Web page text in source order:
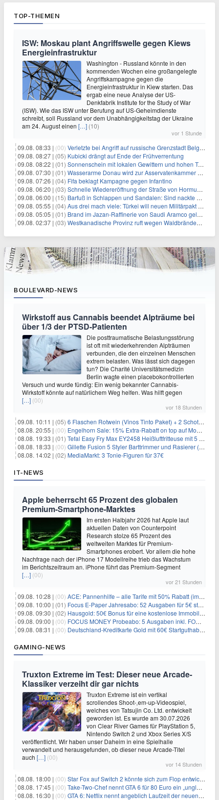
TOP-THEMEN
ISW: Moskau plant Angriffswelle gegen Kiews
Energieinfrastruktur
Washington - Russland könnte in den
kommenden Wochen eine großangelegte
Angriffskampagne gegen die
Energieinfrastruktur in Kiew starten. Das
ergab eine neue Analyse der US-
Denkfabrik Institute for the Study of War
(ISW). Wie das ISW unter Berufung auf US-Geheimdienste
schreibt, soll Russland vor dem Unabhängigkeitstag der Ukraine
am 24. August einen […] (10)
vor 1 Stunde
09.08. 08:33 | (00) Verletzte bei Angriff auf russische Grenzstadt Belgorod
09.08. 08:27 | (05) Kubicki drängt auf Ende der Frühverrentung
09.08. 08:22 | (01) Sonnenschein mit lokalen Gewittern und hohen Temperaturen
09.08. 07:30 | (01) Wasserarme Donau wird zur Asservatenkammer der Geschichte
09.08. 07:26 | (04) Fifa beklagt Kampagne gegen Infantino
09.08. 06:20 | (03) Schnelle Wiedereröffnung der Straße von Hormus ungewiss
09.08. 06:00 | (15) Barfuß in Schlappen und Sandalen: Sind nackte Füße eklig?
09.08. 05:55 | (04) Aus drei mach viele: Türkei will neuen Militärpakt erweitern
09.08. 05:05 | (01) Brand im Jazan-Raffinerie von Saudi Aramco gelöscht: Auswirkungen auf die Energiemärkte
09.08. 02:37 | (03) Westkanadische Provinz ruft wegen Waldbränden Notstand aus
BOULEVARD-NEWS
Wirkstoff aus Cannabis beendet Alpträume bei
über 1/3 der PTSD-Patienten
Die posttraumatische Belastungsstörung
ist oft mit wiederkehrenden Alpträumen
verbunden, die den einzelnen Menschen
extrem belasten. Was lässt sich dagegen
tun? Die Charité Universitätsmedizin
Berlin wagte einen placebokontrollierten
Versuch und wurde fündig: Ein wenig bekannter Cannabis-
Wirkstoff könnte auf natürlichem Weg helfen. Was hilft gegen
[…] (00)
vor 18 Stunden
09.08. 10:11 | (05) 6 Flaschen Rotwein (Vinos Tinto Paket) + 2 Schott Zwiesel Gläser für 25,99€ inkl. Versand
08.08. 20:55 | (00) Engelhorn Sale: 15% Extra-Rabatt on top auf Mode- und Sport-Artikel
08.08. 19:33 | (01) Tefal Easy Fry Max EY2458 Heißluftfritteuse mit 5 Litern für 64,99€
08.08. 18:33 | (00) Gillette Fusion 5 Styler Barttrimmer und Rasierer (All in One) für 16€
08.08. 14:02 | (02) MediaMarkt: 3 Tonie-Figuren für 37€
IT-NEWS
Apple beherrscht 65 Prozent des globalen
Premium-Smartphone-Marktes
Im ersten Halbjahr 2026 hat Apple laut
aktuellen Daten von Counterpoint
Research stolze 65 Prozent des
weltweiten Marktes für Premium-
Smartphones erobert. Vor allem die hohe
Nachfrage nach der iPhone 17 Modellreihe trieb das Wachstum
im Berichtszeitraum an. iPhone führt das Premium-Segment
[…] (00)
vor 21 Stunden
09.08. 10:28 | (00) ACE: Pannenhilfe – alle Tarife mit 50% Rabatt (im ersten Jahr)
09.08. 10:00 | (01) Focus E-Paper Jahresabo: 52 Ausgaben für 5€ statt 207,48€ – per Formular kündbar!
09.08. 09:30 | (02) Hausgold: 50€ Bonus für eine kostenlose Immobilienbewertung
09.08. 09:00 | (00) FOCUS MONEY Probeabo: 5 Ausgaben inkl. FOCUS+ Zugang für 5€
09.08. 08:31 | (00) Deutschland-Kreditkarte Gold mit 60€ Startguthaben (45€ Gewinn)
GAMING-NEWS
Truxton Extreme im Test: Dieser neue Arcade-
Klassiker verzeiht dir gar nichts
Truxton Extreme ist ein vertikal
scrollendes Shoot-‚em-up-Videospiel,
welches von Tatsujin Co. Ltd. entwickelt
geworden ist. Es wurde am 30.07.2026
von Clear River Games für PlayStation 5,
Nintendo Switch 2 und Xbox Series X/S
veröffentlicht. Wir haben unser Daheim in eine Spielhalle
verwandelt und herausgefunden, ob dieser neue Arcade-Titel
auch […] (00)
vor 14 Stunden
08.08. 18:00 | (00) Star Fox auf Switch 2 könnte sich zum Flop entwickeln
08.08. 17:45 | (00) Take-Two-Chef nennt GTA 6 für 80 Euro ein „unglaubliches Schnäppchen“
08.08. 16:30 | (00) GTA 6: Netflix nennt angeblich Laufzeit der neuen Gameplay-Präsentation